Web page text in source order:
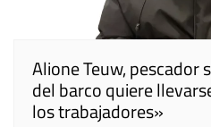
Alione Teuw, pescador
del barco quiere
los trabajadores»